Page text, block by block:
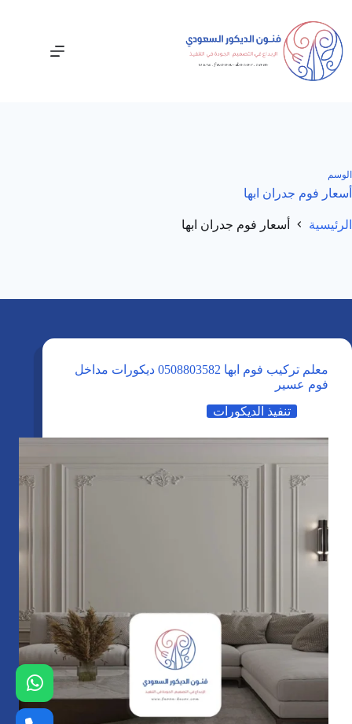
المحتوى
الوسم
أسعار فوم جدران ابها
الرئيسية أسعار فوم جدران ابها
معلم تركيب فوم ابها 0508803582 ديكورات مداخل
فوم عسير
تنفيذ الديكورات